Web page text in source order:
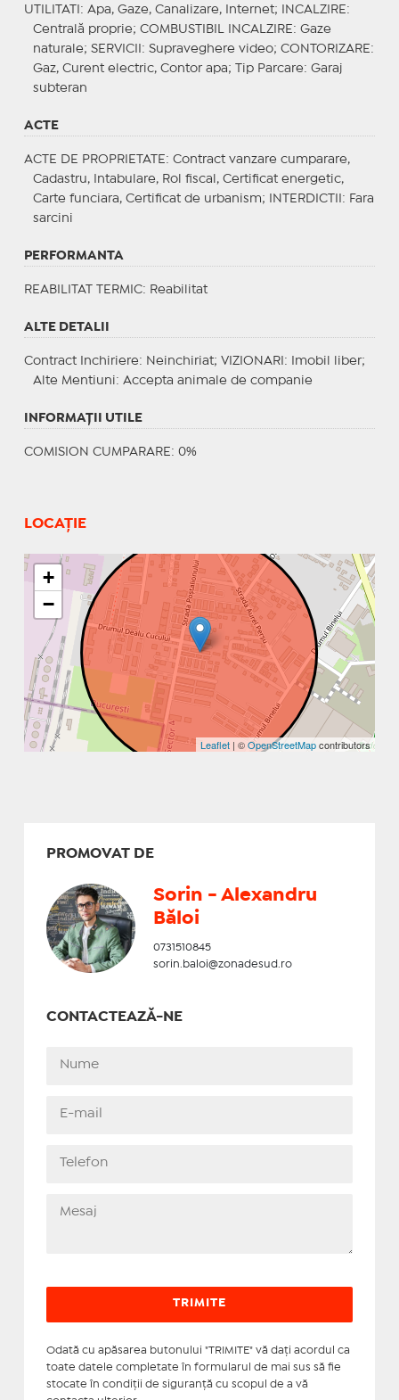
UTILITATI : Apa, Gaze, Canalizare, Internet; INCALZIRE :
Centrală proprie; COMBUSTIBIL INCALZIRE : Gaze
naturale; SERVICII : Supraveghere video; CONTORIZARE :
Gaz, Curent electric, Contor apa;
Tip Parcare: Garaj
subteran
ACTE
ACTE DE PROPRIETATE : Contract vanzare cumparare,
Cadastru, Intabulare, Rol fiscal, Certificat energetic,
Carte funciara, Certificat de urbanism;
INTERDICTII : Fara
sarcini
PERFORMANTA
REABILITAT TERMIC: Reabilitat
ALTE DETALII
Contract Inchiriere: Neinchiriat; VIZIONARI : Imobil liber;
Alte Mentiuni: Accepta animale de companie
INFORMAŢII UTILE
COMISION CUMPARARE: 0%
LOCAȚIE
+
−
Leaflet | ©OpenStreetMapcontributors
PROMOVAT DE
Sorin - Alexandru
Băloi
0731510845
sorin.baloi@zonadesud.ro
CONTACTEAZĂ-NE
Odată cu apăsarea butonului "TRIMITE" vă daţi acordul ca
toate datele completate în formularul de mai sus să fie
stocate în condiţii de siguranţă cu scopul de a vă